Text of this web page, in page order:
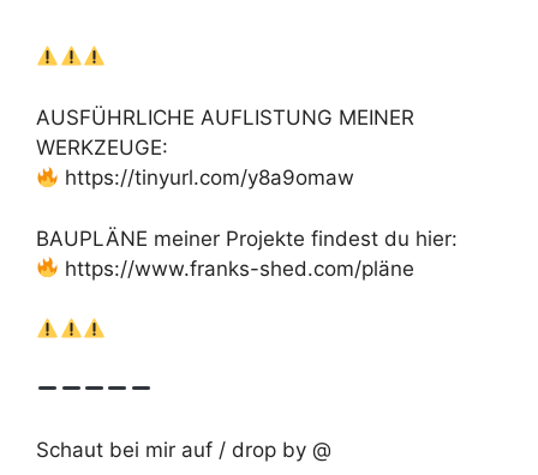
AUSFÜHRLICHE AUFLISTUNG MEINER
WERKZEUGE:
https://tinyurl.com/y8a9omaw
BAUPLÄNE meiner Projekte findest du hier:
https://www.franks-shed.com/pläne
Schaut bei mir auf / drop by @